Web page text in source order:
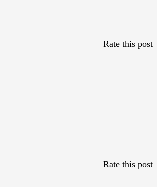
Rate this post
Rate this post